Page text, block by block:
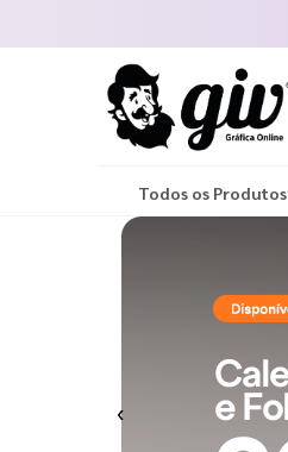
Todos os Produtos
Previous